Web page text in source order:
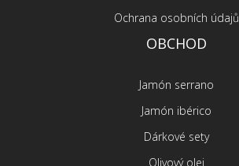
Ochrana osobních údajů
OBCHOD
Jamón serrano
Jamón ibérico
Dárkové sety
Olivový olej